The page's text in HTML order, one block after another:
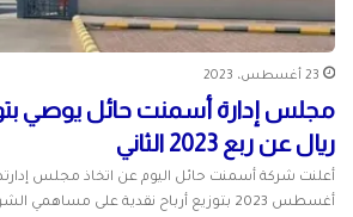
23 أغسطس، 2023
ريال عن ربع 2023 الثاني
أغسطس 2023 بتوزيع أرباح نقدية على مساهمي الشركة…